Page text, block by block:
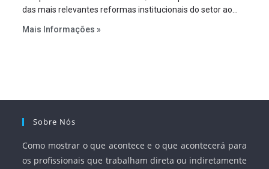
das mais relevantes reformas institucionais do setor ao
serviços, ampliar a participação da iniciativa privada,
Mais Informações »
Sobre Nós
Como mostrar o que acontece e o que acontecerá para
os profissionais que trabalham direta ou indiretamente